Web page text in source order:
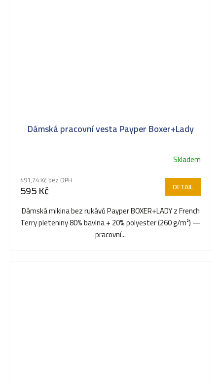
Dámská pracovní vesta Payper Boxer+Lady
hodnocení
produktu
je
5,0
z
Skladem
491,74 Kč bez DPH
595 Kč DETAIL
Dámská mikina bez rukávů Payper BOXER+LADY z French
Terry pleteniny 80% bavlna + 20% polyester (260 g/m²) —
pracovní...